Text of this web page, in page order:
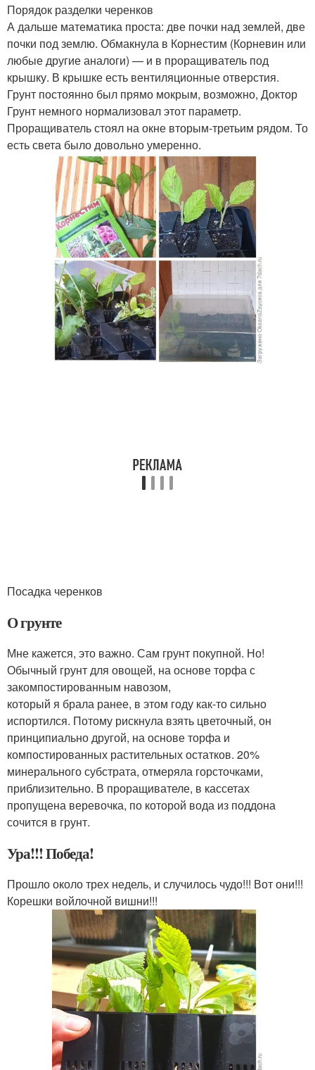
Порядок разделки черенков
А дальше математика проста: две почки над землей, две
почки под землю. Обмакнула в Корнестим (Корневин или
любые другие аналоги) — и в проращиватель под
крышку. В крышке есть вентиляционные отверстия.
Грунт постоянно был прямо мокрым, возможно, Доктор
Грунт немного нормализовал этот параметр.
Проращиватель стоял на окне вторым-третьим рядом. То
есть света было довольно умеренно.
Посадка черенков
О грунте
Мне кажется, это важно. Сам грунт покупной. Но!
Обычный грунт для овощей, на основе торфа с
закомпостированным навозом,
который я брала ранее, в этом году как-то сильно
испортился. Потому рискнула взять цветочный, он
принципиально другой, на основе торфа и
компостированных растительных остатков. 20%
минерального субстрата, отмеряла горсточками,
приблизительно. В проращивателе, в кассетах
пропущена веревочка, по которой вода из поддона
сочится в грунт.
Ура!!! Победа!
Прошло около трех недель, и случилось чудо!!! Вот они!!!
Корешки войлочной вишни!!!